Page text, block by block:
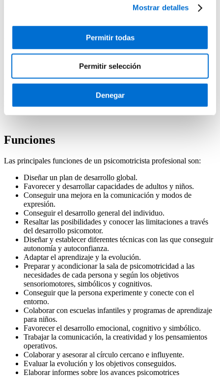
Mostrar detalles
Permitir todas
Permitir selección
Denegar
La psicomotricidad es la disciplina encargada del desarrollo de la
persona a través del conocimiento, el movimiento y la emoción.
Mediante el estudio y trabajo integral del sujeto se puede llegar a
conseguir la prevención y mejora de algunas alteraciones corporales
Funciones
Las principales funciones de un psicomotricista profesional son:
Diseñar un plan de desarrollo global.
Favorecer y desarrollar capacidades de adultos y niños.
Conseguir una mejora en la comunicación y modos de
expresión.
Conseguir el desarrollo general del individuo.
Resaltar las posibilidades y conocer las limitaciones a través
del desarrollo psicomotor.
Diseñar y establecer diferentes técnicas con las que conseguir
autonomía y autoconfianza.
Adaptar el aprendizaje y la evolución.
Preparar y acondicionar la sala de psicomotricidad a las
necesidades de cada persona y según los objetivos
sensoriomotores, simbólicos y cognitivos.
Conseguir que la persona experimente y conecte con el
entorno.
Colaborar con escuelas infantiles y programas de aprendizaje
para niños.
Favorecer el desarrollo emocional, cognitivo y simbólico.
Trabajar la comunicación, la creatividad y los pensamientos
operativos.
Colaborar y asesorar al círculo cercano e influyente.
Evaluar la evolución y los objetivos conseguidos.
Elaborar informes sobre los avances psicomotrices